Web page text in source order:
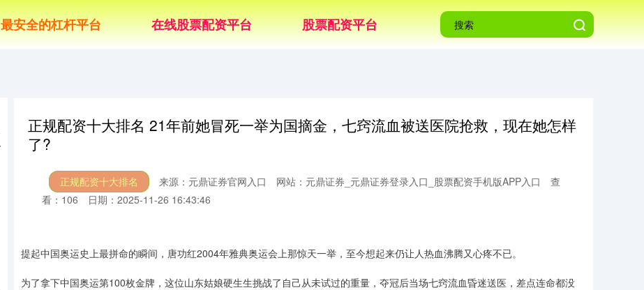
最安全的杠杆平台 在线股票配资平台 股票配资平台
正规配资十大排名 21年前她冒死一举为国摘金，七窍流血被送医院抢救，现在她怎样
了?
正规配资十大排名 来源：元鼎证券官网入口 网站：元鼎证券_元鼎证券登录入口_股票配资手机版APP入口
查
看：106
日期：2025-11-26 16:43:46
提起中国奥运史上最拼命的瞬间，唐功红2004年雅典奥运会上那惊天一举，至今想起来仍让人热血沸腾又心疼不已。
为了拿下中国奥运第100枚金牌，这位山东姑娘硬生生挑战了自己从未试过的重量，夺冠后当场七窍流血昏迷送医，差点连命都没